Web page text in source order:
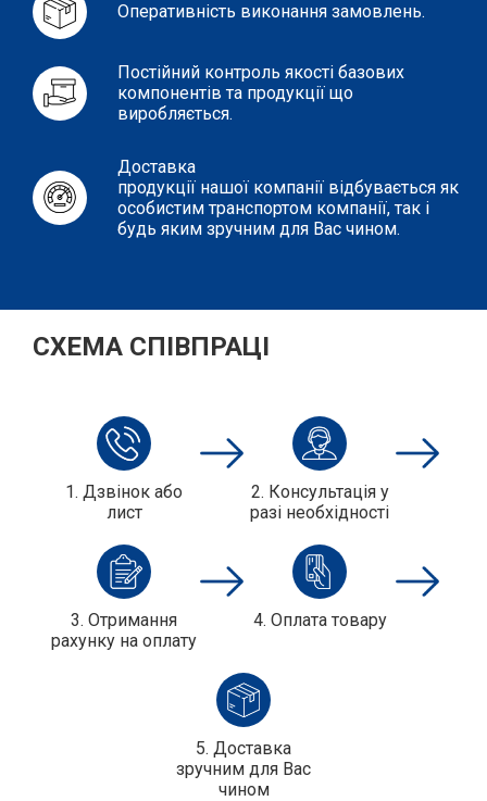
Оперативність виконання замовлень.
Постійний контроль якості базових
компонентів та продукції що
виробляється.
Доставка
продукції нашої компанії відбувається як
особистим транспортом компанії, так і
будь яким зручним для Вас чином.
СХЕМА СПІВПРАЦІ
1. Дзвінок або
лист
2. Консультація у
разі необхідності
3. Отримання
рахунку на оплату
4. Оплата товару
5. Доставка
зручним для Вас
чином